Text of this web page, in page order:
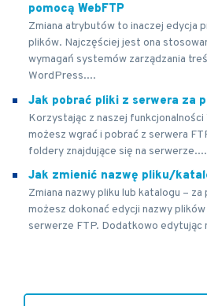
pomocą WebFTP
Zmiana atrybutów to inaczej edycja
plików. Najczęściej jest ona
wymagań systemów zarządzania
WordPress....
Jak pobrać pliki z serwera za
Korzystając z naszej funkcjonalności
możesz wgrać i pobrać z serwera
foldery znajdujące się na serwerze....
Jak zmienić nazwę pliku/
Zmiana nazwy pliku lub katalogu –
możesz dokonać edycji nazwy
serwerze FTP. Dodatkowo edytując